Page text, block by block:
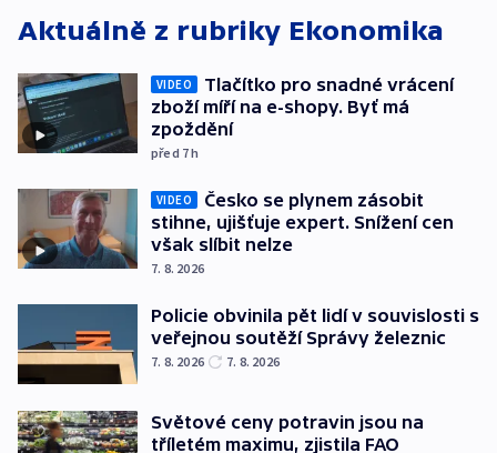
Aktuálně z rubriky Ekonomika
VIDEO
Tlačítko pro snadné vrácení
zboží míří na e-shopy. Byť má
zpoždění
před 7h
VIDEO
Česko se plynem zásobit
stihne, ujišťuje expert. Snížení cen
však slíbit nelze
7. 8. 2026
Policie obvinila pět lidí v souvislosti s
veřejnou soutěží Správy železnic
7. 8. 2026 7. 8. 2026
Světové ceny potravin jsou na
tříletém maximu, zjistila FAO